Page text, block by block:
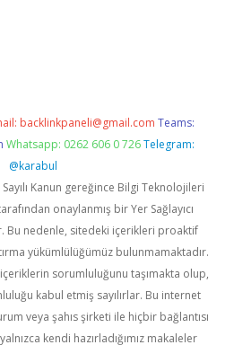
backlinkpaneli@gmail.com Teams:
Whatsapp: 0262 606 0 726 Telegram:
@karabul
Kanun gereğince Bilgi Teknolojileri
onaylanmış bir Yer Sağlayıcı
Bu nedenle, sitedeki içerikleri proaktif
yükümlülüğümüz bulunmamaktadır.
sorumluluğunu taşımakta olup,
kabul etmiş sayılırlar. Bu internet
veya şahıs şirketi ile hiçbir bağlantısı
kendi hazırladığımız makaleler